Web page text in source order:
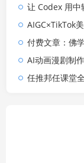
让 Codex 用中转站
AIGC×TikTok美区短视频
付费文章：佛学第二
AI动画漫剧制作教程｜选题
任推邦任课堂全套付费